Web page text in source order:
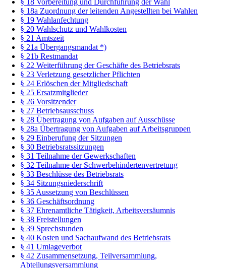
§ 18 Vorbereitung und Durchführung der Wahl
§ 18a Zuordnung der leitenden Angestellten bei Wahlen
§ 19 Wahlanfechtung
§ 20 Wahlschutz und Wahlkosten
§ 21 Amtszeit
§ 21a Übergangsmandat *)
§ 21b Restmandat
§ 22 Weiterführung der Geschäfte des Betriebsrats
§ 23 Verletzung gesetzlicher Pflichten
§ 24 Erlöschen der Mitgliedschaft
§ 25 Ersatzmitglieder
§ 26 Vorsitzender
§ 27 Betriebsausschuss
§ 28 Übertragung von Aufgaben auf Ausschüsse
§ 28a Übertragung von Aufgaben auf Arbeitsgruppen
§ 29 Einberufung der Sitzungen
§ 30 Betriebsratssitzungen
§ 31 Teilnahme der Gewerkschaften
§ 32 Teilnahme der Schwerbehindertenvertretung
§ 33 Beschlüsse des Betriebsrats
§ 34 Sitzungsniederschrift
§ 35 Aussetzung von Beschlüssen
§ 36 Geschäftsordnung
§ 37 Ehrenamtliche Tätigkeit, Arbeitsversäumnis
§ 38 Freistellungen
§ 39 Sprechstunden
§ 40 Kosten und Sachaufwand des Betriebsrats
§ 41 Umlageverbot
§ 42 Zusammensetzung, Teilversammlung,
Abteilungsversammlung